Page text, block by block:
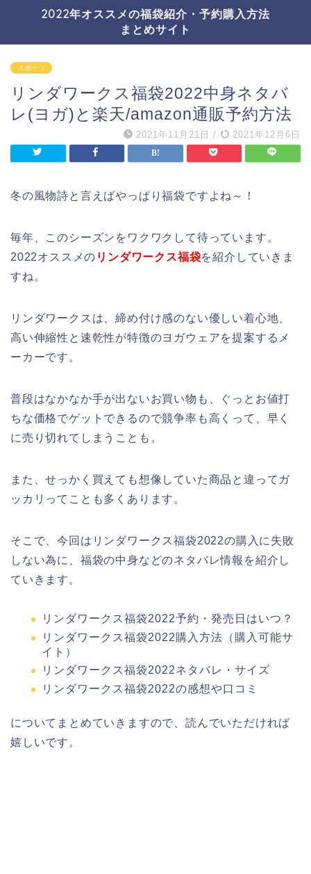
2022年オススメの福袋紹介・予約購入方法
まとめサイト
スポーツ
リンダワークス福袋2022中身ネタバ
レ(ヨガ)と楽天/amazon通販予約方法
2021年11月21日 / 2021年12月6日
冬の風物詩と言えばやっぱり福袋ですよね～！
毎年、このシーズンをワクワクして待っています。
2022オススメの リンダワークス福袋を紹介していきま
すね。
リンダワークスは、締め付け感のない優しい着心地、
高い伸縮性と速乾性が特徴のヨガウェアを提案するメ
ーカーです。
普段はなかなか手が出ないお買い物も、ぐっとお値打
ちな価格でゲットできるので競争率も高くって、早く
に売り切れてしまうことも。
また、せっかく買えても想像していた商品と違ってガ
ッカリってことも多くあります。
そこで、今回はリンダワークス福袋2022の購入に失敗
しない為に、福袋の中身などのネタバレ情報を紹介し
ていきます。
リンダワークス福袋2022予約・発売日はいつ？
リンダワークス福袋2022購入方法（購入可能サ
イト）
リンダワークス福袋2022ネタバレ・サイズ
リンダワークス福袋2022の感想や口コミ
についてまとめていきますので、読んでいただければ
嬉しいです。